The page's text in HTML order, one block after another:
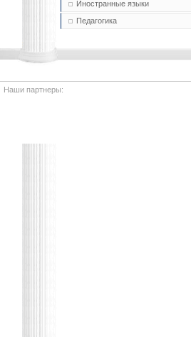
Иностранные языки
Педагогика
Наши партнеры: